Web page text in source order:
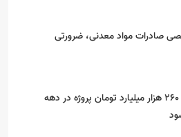
صادرات مواد معدنی، ضرورتی
استاندار بوشهر: ۲۶۰ هزار میلیارد تومان پروژه در دهه